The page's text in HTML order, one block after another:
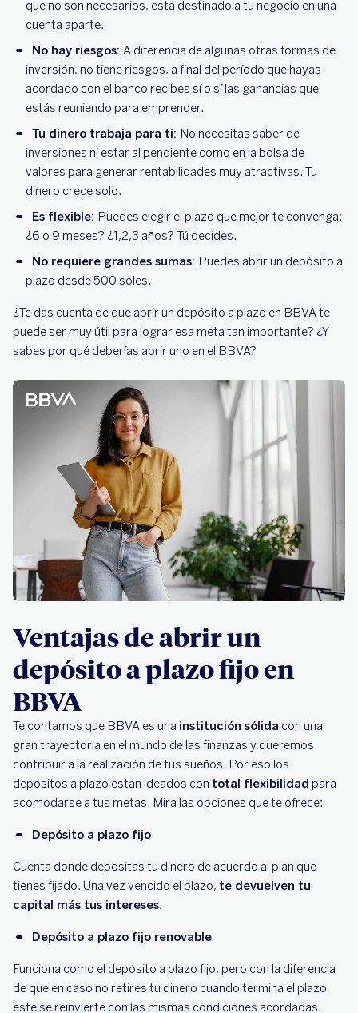
que no son necesarios, está destinado a tu negocio en una
cuenta aparte.
No hay riesgos: A diferencia de algunas otras formas de
inversión, no tiene riesgos, a final del período que hayas
acordado con el banco recibes sí o sí las ganancias que
estás reuniendo para emprender.
Tu dinero trabaja para ti: No necesitas saber de
inversiones ni estar al pendiente como en la bolsa de
valores para generar rentabilidades muy atractivas. Tu
dinero crece solo.
Es flexible: Puedes elegir el plazo que mejor te convenga:
¿6 o 9 meses? ¿1,2,3 años? Tú decides.
No requiere grandes sumas: Puedes abrir un depósito a
plazo desde 500 soles.
¿Te das cuenta de que abrir un depósito a plazo en BBVA te
puede ser muy útil para lograr esa meta tan importante? ¿Y
sabes por qué deberías abrir uno en el BBVA?
Ventajas de abrir un
depósito a plazo fijo en
BBVA
Te contamos que BBVA es una institución sólida con una
gran trayectoria en el mundo de las finanzas y queremos
contribuir a la realización de tus sueños. Por eso los
depósitos a plazo están ideados con total flexibilidad para
acomodarse a tus metas. Mira las opciones que te ofrece:
Depósito a plazo fijo
Cuenta donde depositas tu dinero de acuerdo al plan que
tienes fijado. Una vez vencido el plazo, te devuelven tu
capital más tus intereses.
Depósito a plazo fijo renovable
Funciona como el depósito a plazo fijo, pero con la diferencia
de que en caso no retires tu dinero cuando termina el plazo,
este se reinvierte con las mismas condiciones acordadas.